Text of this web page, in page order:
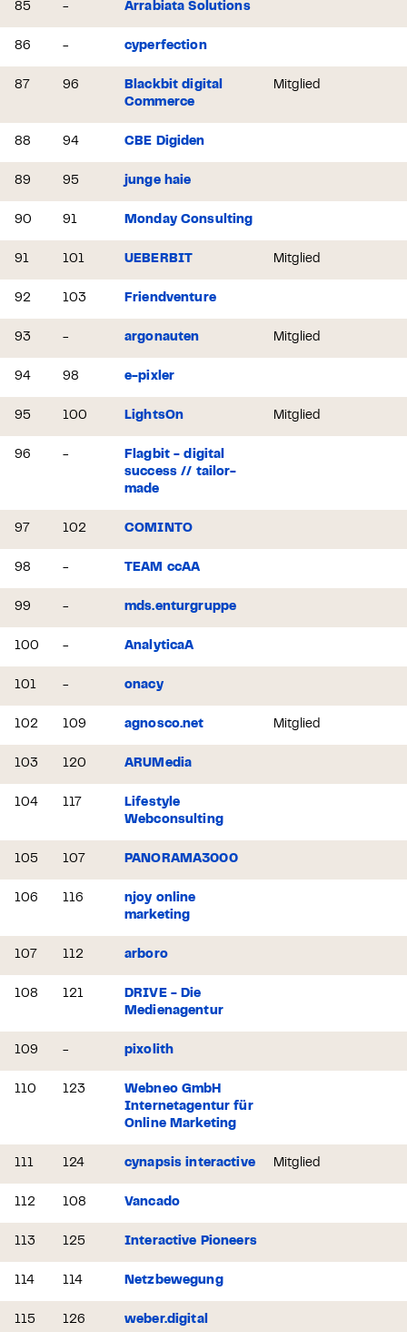
85 - Arrabiata Solutions
86 - cyperfection
87 96
Blackbit digital
Commerce
Mitglied
88 94 CBE Digiden
89 95 junge haie
90 91 Monday Consulting
91 101 UEBERBIT Mitglied
92 103 Friendventure
93 - argonauten Mitglied
94 98 e-pixler
95 100 LightsOn Mitglied
96 -
Flagbit - digital
success // tailor-
made
97 102 COMINTO
98 - TEAM ccAA
99 - mds.enturgruppe
100 - AnalyticaA
101 - onacy
102 109 agnosco.net Mitglied
103 120 ARUMedia
104 117
Lifestyle
Webconsulting
105 107 PANORAMA3000
106 116
njoy online
marketing
107 112 arboro
108 121
DRIVE - Die
Medienagentur
109 - pixolith
110 123
Webneo GmbH
Internetagentur für
Online Marketing
111 124 cynapsis interactive Mitglied
112 108 Vancado
113 125 Interactive Pioneers
114 114 Netzbewegung
115 126 weber.digital